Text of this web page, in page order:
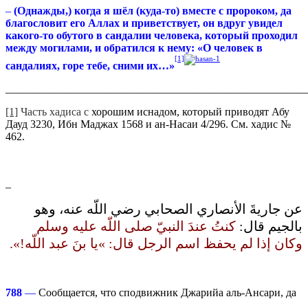
– (Однажды,) когда я шёл (куда-то) вместе с пророком, да
благословит его Аллах и приветствует, он вдруг увидел
какого-то обутого в сандалии человека, который проходил
между могилами, и обратился к нему: «О человек в
сандалиях, горе тебе, сними их…»
[1]
[1] Часть хадиса с хорошим иснадом, который приводят Абу
Дауд 3230, Ибн Маджах 1568 и ан-Насаи 4/296. См. хадис №
462.
عن جاريةَ الأنصاري الصحابي رضي اللّه عنه، وهو
بالجيم قال‏:‏ كنتُ عندَ النبيّ صلى اللّه عليه وسلم
وكان إذا لم يحفظ اسم الرجل قال‏:‏ ‏»‏يا بنَ عبد اللّه‏!‏‏»‏‏.‏
788 — Сообщается, что сподвижник Джарийа аль-Ансари, да